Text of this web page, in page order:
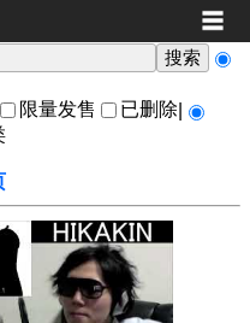
限量发售 已删除